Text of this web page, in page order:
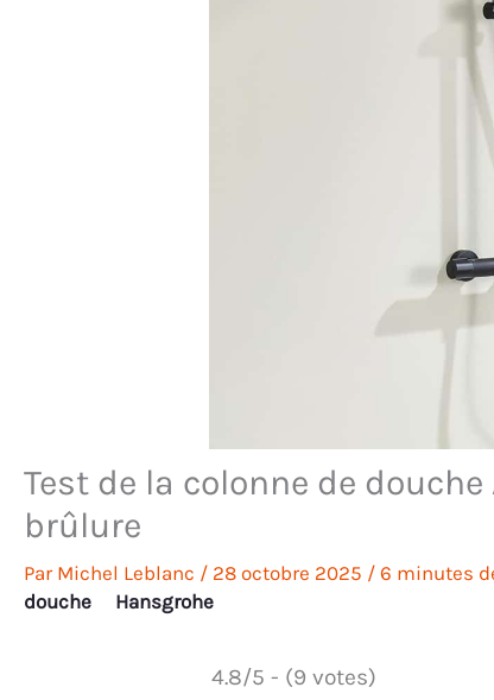
Test de la colonne de
brûlure
Par Michel Leblanc / 28 octobre 2025 / 6 minutes
douche
Hansgrohe
4.8/5 - (9 votes)